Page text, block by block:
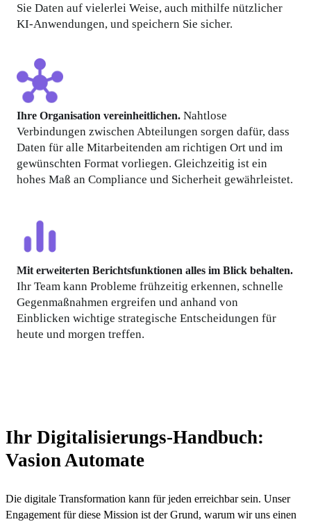
Sie Daten auf vielerlei Weise, auch mithilfe nützlicher
KI-Anwendungen, und speichern Sie sicher.
Ihre Organisation vereinheitlichen. Nahtlose
Verbindungen zwischen Abteilungen sorgen dafür, dass
Daten für alle Mitarbeitenden am richtigen Ort und im
gewünschten Format vorliegen. Gleichzeitig ist ein
hohes Maß an Compliance und Sicherheit gewährleistet.
Mit erweiterten Berichtsfunktionen alles im Blick behalten.
Ihr Team kann Probleme frühzeitig erkennen, schnelle
Gegenmaßnahmen ergreifen und anhand von
Einblicken wichtige strategische Entscheidungen für
heute und morgen treffen.
Ihr Digitalisierungs-Handbuch:
Vasion Automate
Die digitale Transformation kann für jeden erreichbar sein. Unser
Engagement für diese Mission ist der Grund, warum wir uns einen